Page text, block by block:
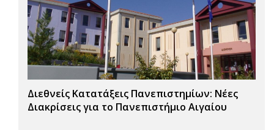
Διεθνείς Κατατάξεις Πανεπιστημίων: Νέες
Διακρίσεις για το Πανεπιστήμιο Αιγαίου